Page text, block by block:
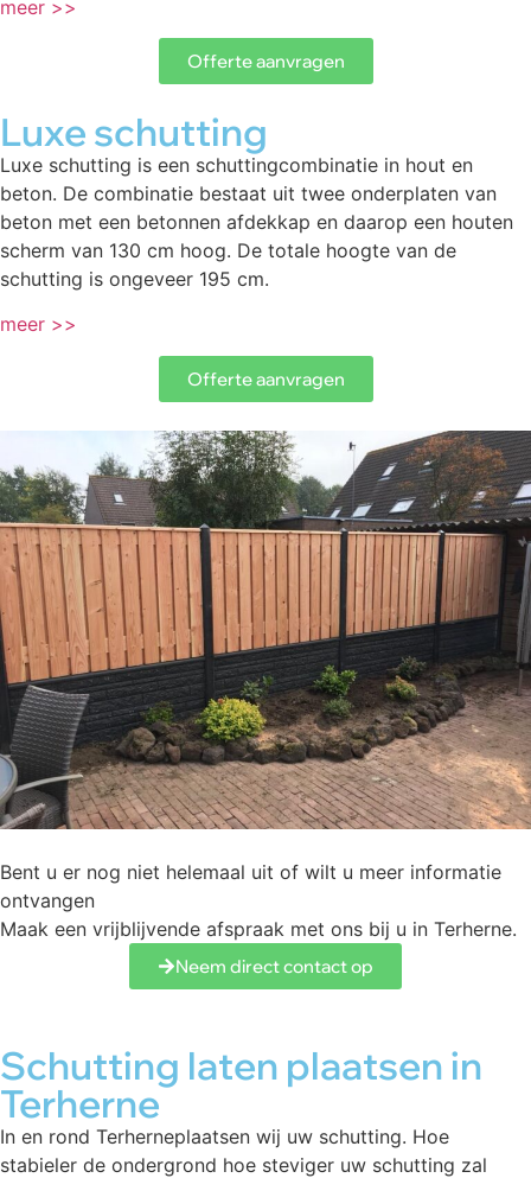
meer >>
Offerte aanvragen
Luxe schutting
Luxe schutting is een schuttingcombinatie in hout en
beton. De combinatie bestaat uit twee onderplaten van
beton met een betonnen afdekkap en daarop een houten
scherm van 130 cm hoog. De totale hoogte van de
schutting is ongeveer 195 cm.
meer >>
Offerte aanvragen
Bent u er nog niet helemaal uit of wilt u meer informatie
ontvangen
Maak een vrijblijvende afspraak met ons bij u in Terherne.
Neem direct contact op
Schutting laten plaatsen in
Terherne
In en rond Terherneplaatsen wij uw schutting. Hoe
stabieler de ondergrond hoe steviger uw schutting zal